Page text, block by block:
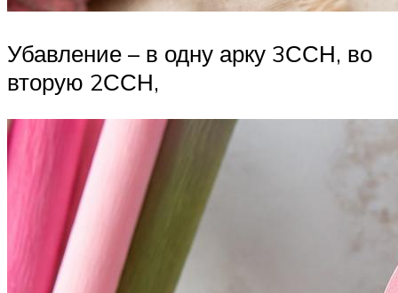
Убавление – в одну арку 3ССН, во
вторую 2ССН,